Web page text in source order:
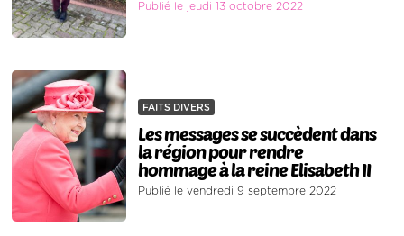
Publié le jeudi 13 octobre 2022
FAITS DIVERS
Les messages se succèdent dans
la région pour rendre
hommage à la reine Elisabeth II
Publié le vendredi 9 septembre 2022